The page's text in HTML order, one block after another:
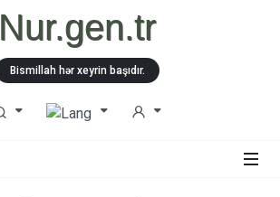
Nur.gen.tr
Bismillah hər xeyrin başıdır.